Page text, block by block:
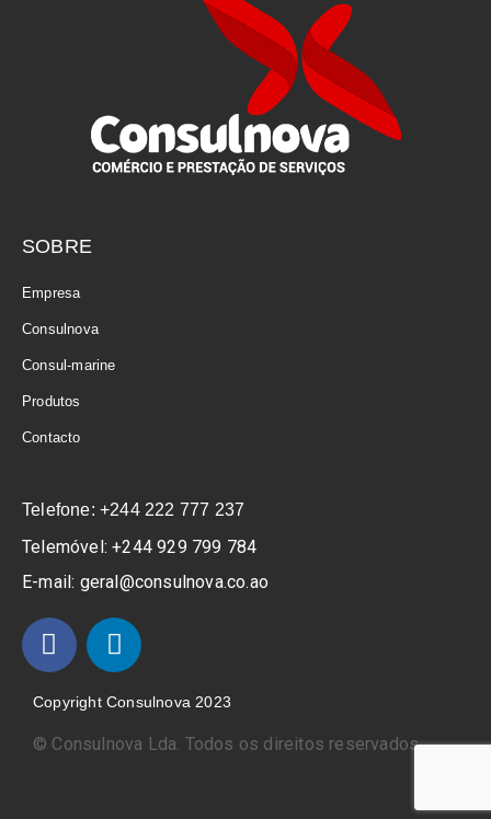
SOBRE
Empresa
Consulnova
Consul-marine
Produtos
Contacto
Telefone: +244 222 777 237
Telemóvel: +244 929 799 784
E-mail: geral@consulnova.co.ao
Copyright Consulnova 2023
© Consulnova Lda. Todos os direitos reservados.